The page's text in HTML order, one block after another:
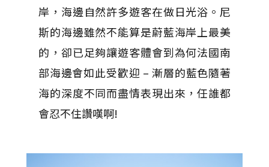
岸，海邊自然許多遊客在做日光浴。尼
斯的海邊雖然不能算是蔚藍海岸上最美
的，卻已足夠讓遊客體會到為何法國南
部海邊會如此受歡迎 – 漸層的藍色隨著
海的深度不同而盡情表現出來，任誰都
會忍不住讚嘆啊!